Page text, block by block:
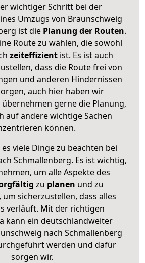
wichtiger Schritt bei der
Umzugs von Braunschweig
ist diePlanung der Routen.
Route zu wählen, die sowohl
zeiteffizientist. Es ist auch
dass die Route frei von
und anderen Hindernissen
auch hier haben wir
gerne die Planung,
auf andere wichtige Sachen
können.
viele Dinge zu beachten bei
Schmallenberg. Es ist wichtig,
um alle Aspekte des
zu planen und zu
, um sicherzustellen, dass alles
verläuft. Mit der richtigen
kann ein deutschlandweiter
nach Schmallenberg
werden und dafür
sorgen wir.